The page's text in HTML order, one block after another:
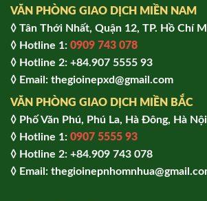
VĂN PHÒNG GIAO DỊCH MIỀN NAM
◊ Tân Thới Nhất, Quận 12, TP. Hồ Chí
◊ Hotline 1: 0909 743 078
◊ Hotline 2: +84.907 5555 93
◊ Email: thegioinepxd@gmail.com
VĂN PHÒNG GIAO DỊCH MIỀN BẮC
◊ Phố Văn Phú, Phú La, Hà Đông, Hà Nội
◊ Hotline 1: 0907 5555 93
◊ Hot line 2: +84.909 743 078
◊ Email: